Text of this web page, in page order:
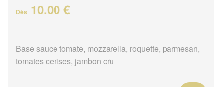
Dès 10.00 €
Base sauce tomate, mozzarella, roquette, parmesan,
tomates cerises, jambon cru